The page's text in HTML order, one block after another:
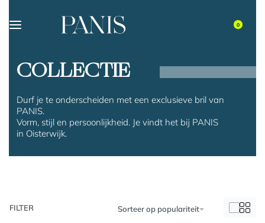
0
COLLECTIE
Durf je te onderscheiden met een exclusieve bril van
PANIS.
Vorm, stijl en persoonlijkheid. Je vindt het bij PANIS
in Oisterwijk.
Sorteer op populariteit
FILTER